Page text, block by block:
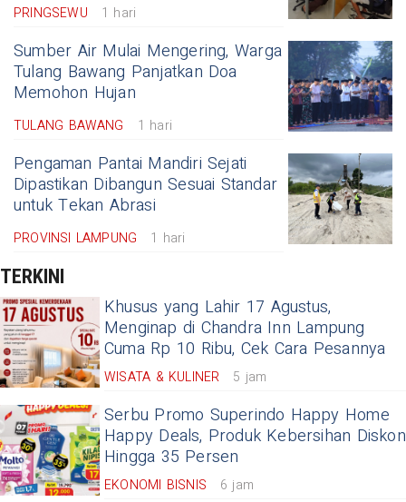
PRINGSEWU 1 hari
Sumber Air Mulai Mengering, Warga
Tulang Bawang Panjatkan Doa
Memohon Hujan
TULANG BAWANG 1 hari
Pengaman Pantai Mandiri Sejati
Dipastikan Dibangun Sesuai Standar
untuk Tekan Abrasi
PROVINSI LAMPUNG 1 hari
TERKINI
Khusus yang Lahir 17 Agustus,
Menginap di Chandra Inn Lampung
Cuma Rp 10 Ribu, Cek Cara Pesannya
WISATA & KULINER 5 jam
Serbu Promo Superindo Happy Home
Happy Deals, Produk Kebersihan Diskon
Hingga 35 Persen
EKONOMI BISNIS 6 jam